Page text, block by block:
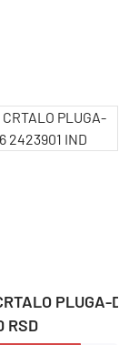
110031 KRP
PLUGA-
RSD